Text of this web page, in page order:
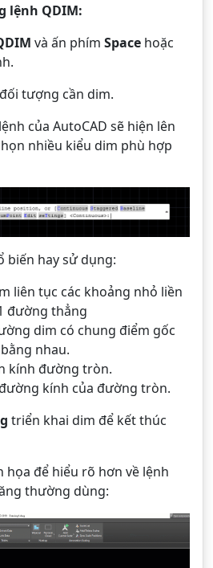
lệnh QDIM:
và ấn phím Space hoặc
đối tượng cần dim.
của AutoCAD sẽ hiện lên
nhiều kiểu dim phù hợp
biến hay sử dụng:
liên tục các khoảng nhỏ liền
đường thẳng
dim có chung điểm gốc
nhau.
kính đường tròn.
kính của đường tròn.
triển khai dim để kết thúc
họa để hiểu rõ hơn về lệnh
thường dùng: